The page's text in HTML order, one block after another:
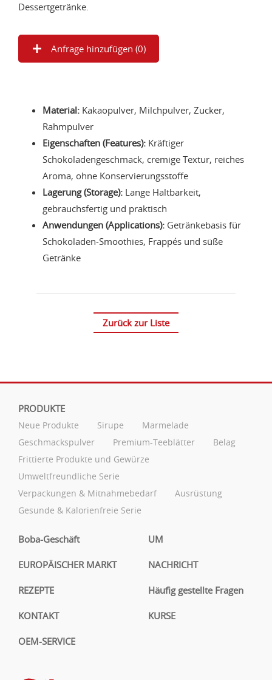
Dessertgetränke.
Anfrage hinzufügen (0)
Material: Kakaopulver, Milchpulver, Zucker,
Rahmpulver
Eigenschaften (Features): Kräftiger
Schokoladengeschmack, cremige Textur, reiches
Aroma, ohne Konservierungsstoffe
Lagerung (Storage): Lange Haltbarkeit,
gebrauchsfertig und praktisch
Anwendungen (Applications): Getränkebasis für
Schokoladen-Smoothies, Frappés und süße
Getränke
Zurück zur Liste
PRODUKTE
Neue Produkte Sirupe
Marmelade
Geschmackspulver
Premium-Teeblätter
Belag
Frittierte Produkte und Gewürze
Umweltfreundliche Serie
Verpackungen & Mitnahmebedarf
Ausrüstung
Gesunde & Kalorienfreie Serie
Boba-Geschäft UM
EUROPÄISCHER MARKT NACHRICHT
REZEPTE Häufig gestellte Fragen
KONTAKT KURSE
OEM-SERVICE